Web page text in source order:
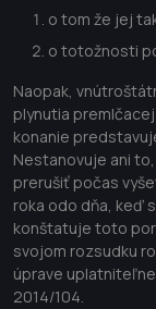
o tom že jej
o totožnosti
Naopak,
plynutia
konanie
Nestanovuje ani
prerušiť počas
roka odo dňa, keď
konštatuje toto
svojom rozsudku
úprave
2014/104.